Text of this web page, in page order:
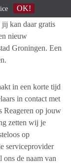
kan daar gratis
nieuw
Groningen. Een
in een korte tijd
in contact met
Reageren op jouw
zetten wij je
op
serviceprovider
de naam van
OK!